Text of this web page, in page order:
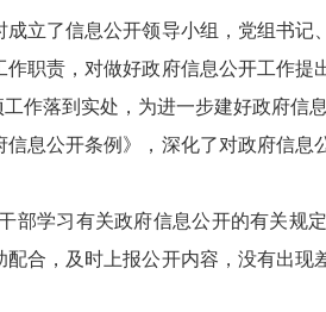
了信息公开领导小组，党组书记
职责，对做好政府信息公开工作
作落到实处，为进一步建好政府信
公开条例》，深化了对政府信息
学习有关政府信息公开的有关规
合，及时上报公开内容，没有出